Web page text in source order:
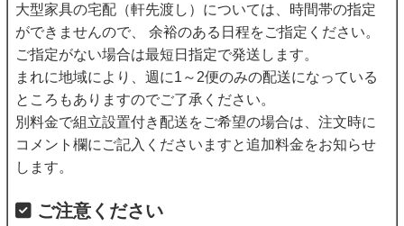
大型家具の宅配（軒先渡し）については、時間帯の指定
ができませんので、 余裕のある日程をご指定ください。
ご指定がない場合は最短日指定で発送します。
まれに地域により、週に1～2便のみの配送になっている
ところもありますのでご了承ください。
別料金で組立設置付き配送をご希望の場合は、注文時に
コメント欄にご記入くださいますと追加料金をお知らせ
します。
ご注意ください